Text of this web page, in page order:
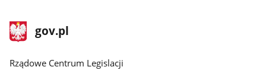
stopka
gov.plStrona
gov.pl
Rządowe Centrum Legislacji